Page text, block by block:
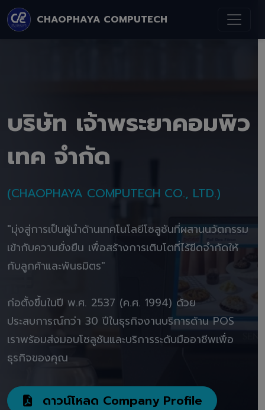
CHAOPHAYA COMPUTECH
บริษัท เจ้าพระยาคอมพิว
เทค จำกัด
(CHAOPHAYA COMPUTECH CO., LTD.)
"มุ่งสู่การเป็นผู้นำด้านเทคโนโลยีโซลูชันที่ผสานนวัตกรรม
เข้ากับความยั่งยืน เพื่อสร้างการเติบโตที่ไร้ขีดจำกัดให้
กับลูกค้าและพันธมิตร"
ก่อตั้งขึ้นในปี พ.ศ. 2537 (ค.ศ. 1994) ด้วย
ประสบการณ์กว่า 30 ปีในธุรกิจงานบริการด้าน POS
เราพร้อมส่งมอบโซลูชันและบริการระดับมืออาชีพเพื่อ
ธุรกิจของคุณ
ดาวน์โหลด Company Profile